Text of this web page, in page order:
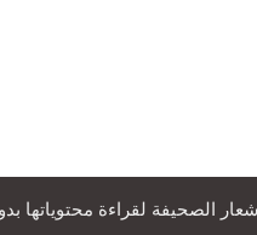
الصحيفة لقراءة محتوياتها